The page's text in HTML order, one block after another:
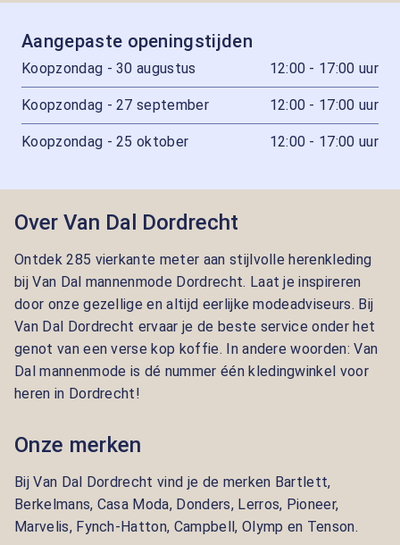
Aangepaste openingstijden
Koopzondag - 30 augustus 12:00 - 17:00 uur
Koopzondag - 27 september 12:00 - 17:00 uur
Koopzondag - 25 oktober 12:00 - 17:00 uur
Over Van Dal Dordrecht
Ontdek 285 vierkante meter aan stijlvolle herenkleding
bij Van Dal mannenmode Dordrecht. Laat je inspireren
door onze gezellige en altijd eerlijke modeadviseurs. Bij
Van Dal Dordrecht ervaar je de beste service onder het
genot van een verse kop koffie. In andere woorden: Van
Dal mannenmode is dé nummer één kledingwinkel voor
heren in Dordrecht!
Onze merken
Bij Van Dal Dordrecht vind je de merken Bartlett,
Berkelmans, Casa Moda, Donders, Lerros, Pioneer,
Marvelis, Fynch-Hatton, Campbell, Olymp en Tenson.